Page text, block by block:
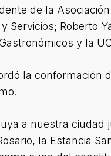
de la
Servicios; Roberto
y la
la conformación
a nuestra ciudad
la Estancia